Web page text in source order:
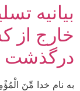
بیانیه
خارج از
درگذشت
به نام خدا مِّنَ